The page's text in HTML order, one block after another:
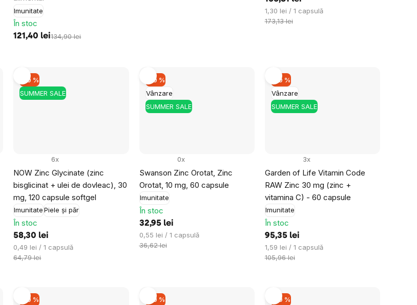
Imunitate
În stoc
121,40 lei134,90 lei
Evaluare
preţ:
1,30 lei / 1 capsulă
173,13 lei
SUMMER SALE
–10 %
NOW Zinc Glycinate (zinc
bisglicinat + ulei de dovleac), 30
mg, 120 capsule softgel
Imunitate Piele și păr
6x
În stoc
58,30 lei
Evaluare
preţ:
0,49 lei / 1 capsulă
64,79 lei
Vânzare
SUMMER SALE
–10 %
Swanson Zinc Orotat, Zinc
Orotat, 10 mg, 60 capsule
Imunitate
0x
În stoc
32,95 lei
Evaluare
preţ:
0,55 lei / 1 capsulă
36,62 lei
Vânzare
SUMMER SALE
–10 %
Garden of Life Vitamin Code
RAW Zinc 30 mg (zinc +
vitamina C) - 60 capsule
Imunitate
3x
În stoc
95,35 lei
Evaluare
preţ:
1,59 lei / 1 capsulă
105,96 lei
–10 % –10 % –10 %